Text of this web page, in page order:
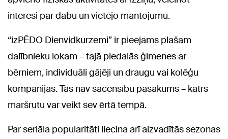
interesi par dabu un vietējo mantojumu.
“izPĒDO Dienvidkurzemi” ir pieejams plašam
dalībnieku lokam – tajā piedalās ģimenes ar
bērniem, individuāli gājēji un draugu vai kolēģu
kompānijas. Tas nav sacensību pasākums – katrs
maršrutu var veikt sev ērtā tempā.
Par seriāla popularitāti liecina arī aizvadītās sezonas